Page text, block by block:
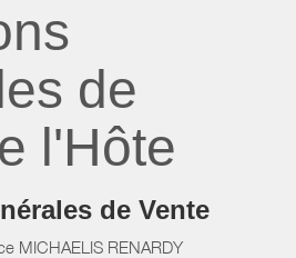
de
l'Hôte
de Vente
MICHAELIS RENARDY